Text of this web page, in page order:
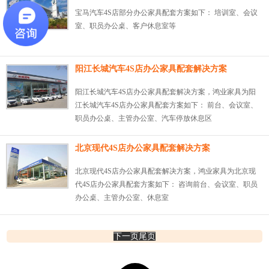
宝马汽车4S店部分办公家具配套方案如下： 培训室、会议
室、职员办公桌、客户休息室等
阳江长城汽车4S店办公家具配套解决方案
阳江长城汽车4S店办公家具配套解决方案，鸿业家具为阳
江长城汽车4S店办公家具配套方案如下： 前台、会议室、
职员办公桌、主管办公室、汽车停放休息区
北京现代4S店办公家具配套解决方案
北京现代4S店办公家具配套解决方案，鸿业家具为北京现
代4S店办公家具配套方案如下： 咨询前台、会议室、职员
办公桌、主管办公室、休息室
下一页尾页